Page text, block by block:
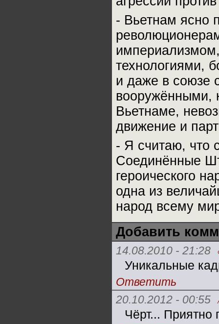
- Вьетнам ясно
технологиями,
и даже в союзе
вооружёнными,
Вьетнаме,
движение и
- Я считаю, что
Соединённые
героического
одна из
народ всему
Добавить
14.08.2010 - 21:28
Уникальные
Ответить
20.10.2012 - 00:55
Чёрт... Приятно